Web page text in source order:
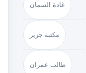
غادة السمان
مكتبة جرير
طالب عمران